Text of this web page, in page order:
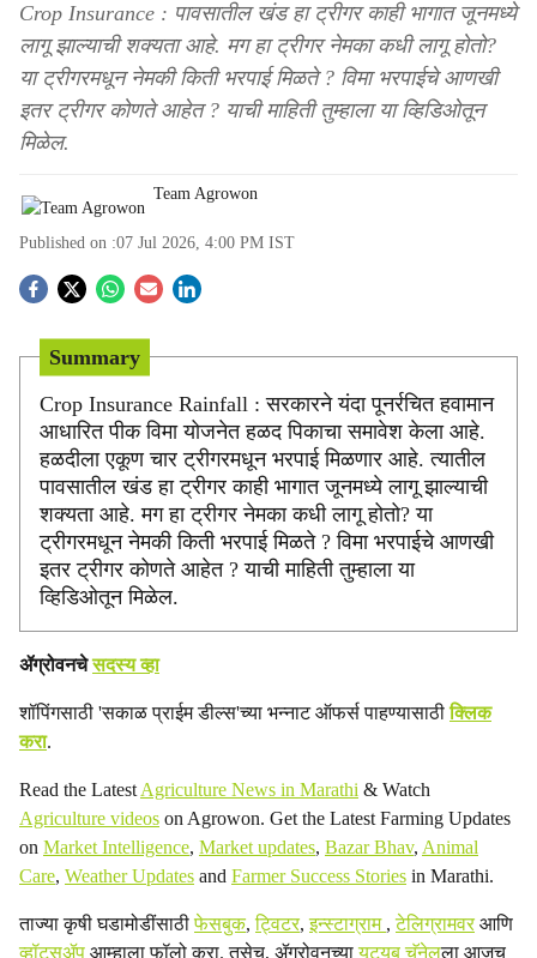
Crop Insurance : पावसातील खंड हा ट्रीगर काही भागात जूनमध्ये
लागू झाल्याची शक्यता आहे. मग हा ट्रीगर नेमका कधी लागू होतो?
या ट्रीगरमधून नेमकी किती भरपाई मिळते ? विमा भरपाईचे आणखी
इतर ट्रीगर कोणते आहेत ? याची माहिती तुम्हाला या व्हिडिओतून
मिळेल.
Team Agrowon
Published on :07 Jul 2026, 4:00 PM IST
S
o
h
a
r
e
Summary
Crop Insurance Rainfall : सरकारने यंदा पूनर्रचित हवामान
आधारित पीक विमा योजनेत हळद पिकाचा समावेश केला आहे.
हळदीला एकूण चार ट्रीगरमधून भरपाई मिळणार आहे. त्यातील
पावसातील खंड हा ट्रीगर काही भागात जूनमध्ये लागू झाल्याची
शक्यता आहे. मग हा ट्रीगर नेमका कधी लागू होतो? या
ट्रीगरमधून नेमकी किती भरपाई मिळते ? विमा भरपाईचे आणखी
इतर ट्रीगर कोणते आहेत ? याची माहिती तुम्हाला या
व्हिडिओतून मिळेल.
ॲग्रोवनचेसदस्य व्हा
शॉपिंगसाठी 'सकाळ प्राईम डील्स'च्या भन्नाट ऑफर्स पाहण्यासाठीक्लिक
करा.
Read the Latest Agriculture News in Marathi & Watch
Agriculture videos on Agrowon. Get the Latest Farming Updates
on Market Intelligence, Market updates, Bazar Bhav, Animal
Care, Weather Updates and Farmer Success Stories in Marathi.
ताज्या कृषी घडामोडींसाठीफेसबुक,ट्विटर,इन्स्टाग्राम ,टेलिग्रामवरआणि
व्हॉट्सॲप आम्हाला फॉलो करा. तसेच, ॲग्रोवनच्यायूट्यूब चॅनेलला आजच